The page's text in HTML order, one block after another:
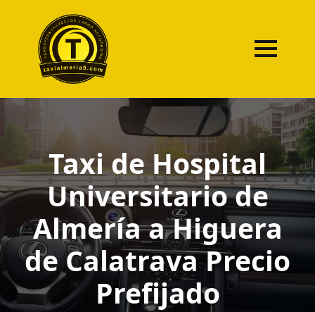
Taxi de Hospital
Universitario de
Almería a Higuera
de Calatrava Precio
Prefijado